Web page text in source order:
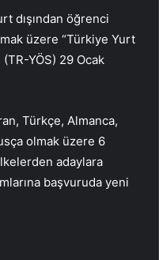
dışından öğrenci
üzere “Türkiye Yurt
(TR-YÖS) 29 Ocak
Türkçe, Almanca,
olmak üzere 6
adaylara
başvuruda yeni